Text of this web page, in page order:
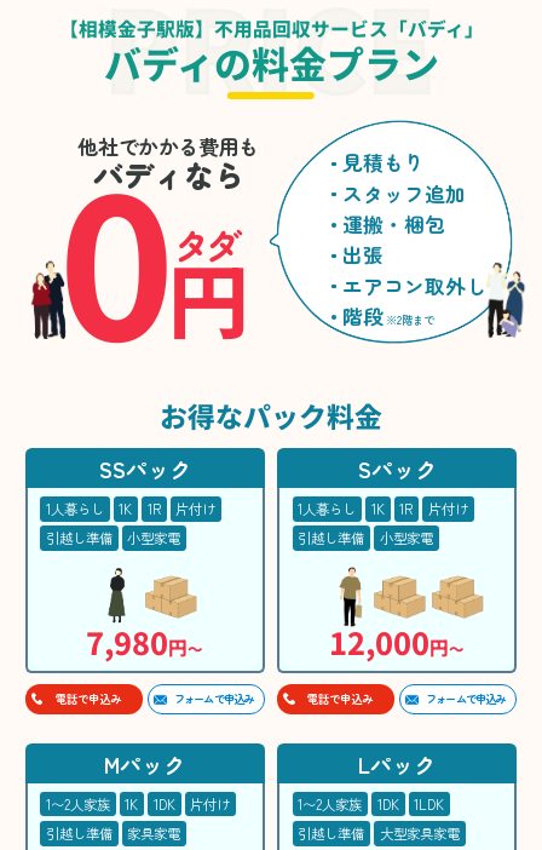
【相模金子駅版】不用品回収サービス「バディ」
バディの料金プラン
他社でかかる費用も
バディなら
0円
タダ
見積もり
スタッフ追加
運搬・梱包
出張
エアコン取外し
階段 ※2階まで
お得なパック料金
SSパック
1人暮らし 1K 1R
片付け
引越し準備
小型家電
7,980円〜
電話で申込み フォームで申込み
Sパック
1人暮らし 1K 1R
片付け
引越し準備
小型家電
12,000円〜
電話で申込み フォームで申込み
Mパック
1〜2人家族 1K 1DK
片付け
引越し準備
家具家電
Lパック
1〜2人家族 1DK
1LDK
引越し準備
大型家具家電